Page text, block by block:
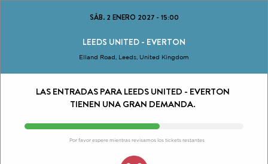
SÁB. 2 ENERO 2027- 15:00
LEEDS UNITED - EVERTON
Elland Road, Leeds, United Kingdom
LAS ENTRADAS PARA LEEDS UNITED - EVERTON
TIENEN UNA GRAN DEMANDA.
Por favor espere mientras revisamos los tickets restantes